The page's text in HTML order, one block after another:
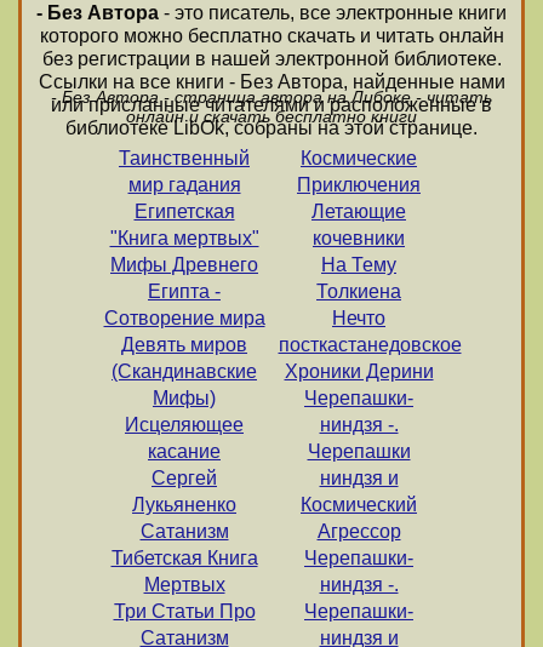
- Без Автора - это писатель, все электронные книги
которого можно бесплатно скачать и читать онлайн
без регистрации в нашей электронной библиотеке.
Ссылки на все книги - Без Автора, найденные нами
или присланные читателями и расположенные в
библиотеке LibOk, собраны на этой странице.
- Без Автора - страница автора на Либоке - читать
онлайн и скачать бесплатно книги
Таинственный
мир гадания
Египетская
"Книга мертвых"
Мифы Древнего
Египта -
Сотворение мира
Девять миров
(Скандинавские
Мифы)
Исцеляющее
касание
Сергей
Лукьяненко
Сатанизм
Тибетская Книга
Мертвых
Три Статьи Про
Сатанизм
Космические
Приключения
Летающие
кочевники
На Тему
Толкиена
Нечто
посткастанедовское
Хроники Дерини
Черепашки-
ниндзя -.
Черепашки
ниндзя и
Космический
Агрессор
Черепашки-
ниндзя -.
Черепашки-
ниндзя и